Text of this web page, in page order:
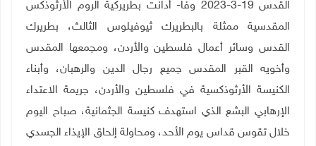
القدس 19-3-2023 وفا- أدانت بطريركية الروم الأرثوذكس
المقدسية ممثلة بالبطريرك ثيوفيلوس الثالث، بطريرك
القدس وسائر أعمال فلسطين والأردن، ومجمعها المقدس
وأخويه القبر المقدس جميع رجال الدين والرهبان، وأبناء
الكنيسة الأرثوذكسية في فلسطين والأردن، جريمة الاعتداء
الإرهابي البشع الذي استهدف كنيسة الجثمانية، صباح اليوم
خلال تقوس قداس يوم الأحد، ومحاولة إلحاق الإيذاء الجسدي